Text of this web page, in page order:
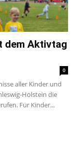
dem Aktivtag
0
aller Kinder und
Holstein die
Für Kinder...